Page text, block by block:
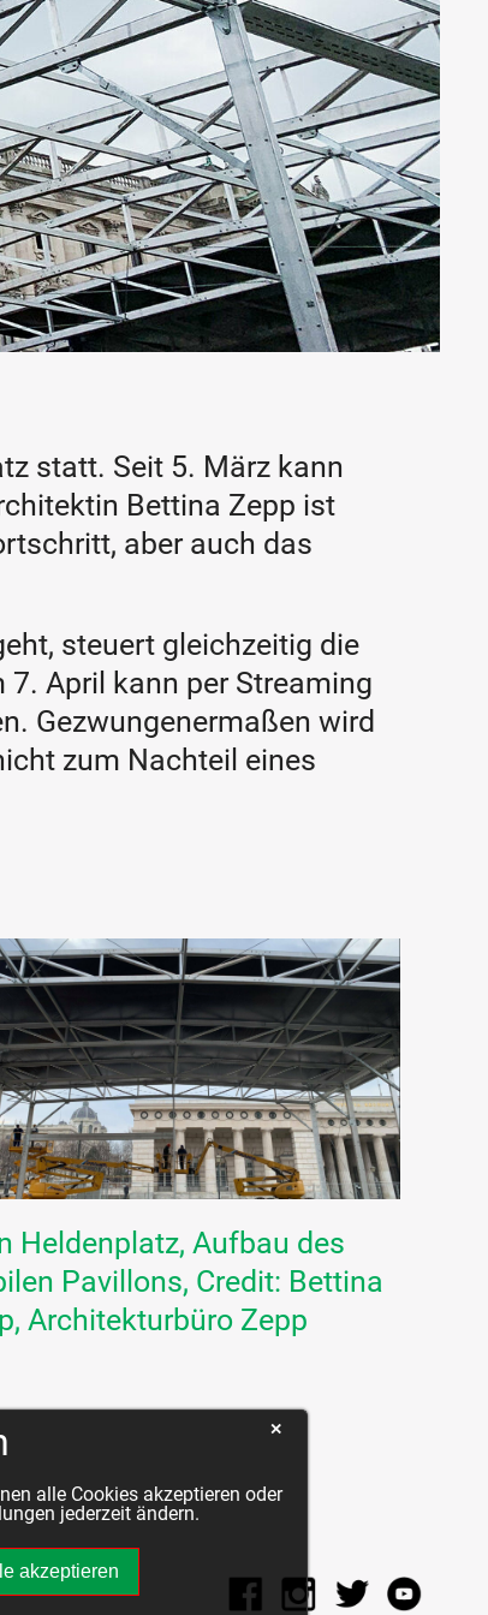
statt. Seit 5. März kann
Bettina Zepp ist
aber auch das
steuert gleichzeitig die
April kann per Streaming
Gezwungenermaßen wird
zum Nachteil eines
Heldenplatz, Aufbau des
Pavillons, Credit: Bettina
Architekturbüro Zepp
✕
alle Cookies akzeptieren oder
jederzeit ändern.
akzeptieren